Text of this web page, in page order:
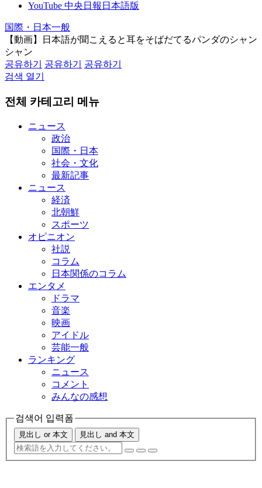
YouTube 中央日報日本語版
国際・日本一般
【動画】日本語が聞こえると耳をそばだてるパンダのシャン
シャン
공유하기
공유하기
공유하기
검색 열기
전체 카테고리 메뉴
ニュース
政治
国際・日本
社会・文化
最新記事
ニュース
経済
北朝鮮
スポーツ
オピニオン
社説
コラム
日本関係のコラム
エンタメ
ドラマ
音楽
映画
アイドル
芸能一般
ランキング
ニュース
コメント
みんなの感想
검색어 입력폼
見出し or 本文 見出し and 本文